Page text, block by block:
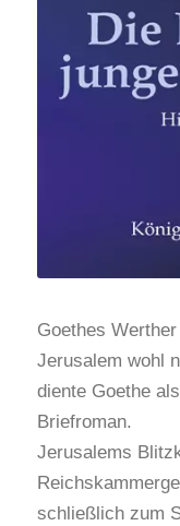
Goethes
Jerusalem wohl
diente Goethe
Briefroman.
Jerusalems
schließlich zum